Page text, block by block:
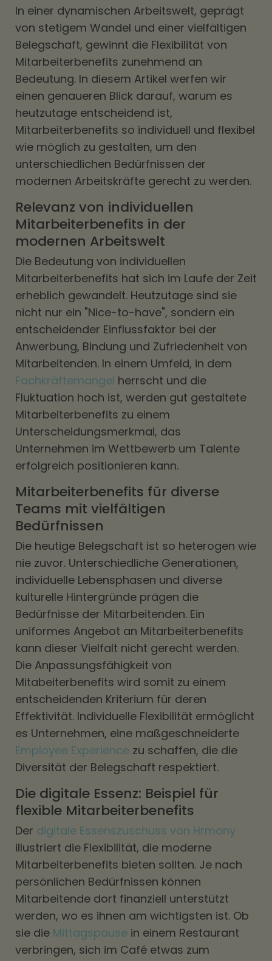
In einer dynamischen Arbeitswelt, geprägt
von stetigem Wandel und einer vielfältigen
Belegschaft, gewinnt die Flexibilität von
Mitarbeiterbenefits zunehmend an
Bedeutung. In diesem Artikel werfen wir
einen genaueren Blick darauf, warum es
heutzutage entscheidend ist,
Mitarbeiterbenefits so individuell und flexibel
wie möglich zu gestalten, um den
unterschiedlichen Bedürfnissen der
modernen Arbeitskräfte gerecht zu werden.
Relevanz von individuellen
Mitarbeiterbenefits in der
modernen Arbeitswelt
Die Bedeutung von individuellen
Mitarbeiterbenefits hat sich im Laufe der Zeit
erheblich gewandelt. Heutzutage sind sie
nicht nur ein "Nice-to-have", sondern ein
entscheidender Einflussfaktor bei der
Anwerbung, Bindung und Zufriedenheit von
Mitarbeitenden. In einem Umfeld, in dem
Fachkräftemangel herrscht und die
Fluktuation hoch ist, werden gut gestaltete
Mitarbeiterbenefits zu einem
Unterscheidungsmerkmal, das
Unternehmen im Wettbewerb um Talente
erfolgreich positionieren kann.
Mitarbeiterbenefits für diverse
Teams mit vielfältigen
Bedürfnissen
Die heutige Belegschaft ist so heterogen wie
nie zuvor. Unterschiedliche Generationen,
individuelle Lebensphasen und diverse
kulturelle Hintergründe prägen die
Bedürfnisse der Mitarbeitenden. Ein
uniformes Angebot an Mitarbeiterbenefits
kann dieser Vielfalt nicht gerecht werden.
Die Anpassungsfähigkeit von
Mitabeiterbenefits wird somit zu einem
entscheidenden Kriterium für deren
Effektivität. Individuelle Flexibilität ermöglicht
es Unternehmen, eine maßgeschneiderte
Employee Experience zu schaffen, die die
Diversität der Belegschaft respektiert.
Die digitale Essenz: Beispiel für
flexible Mitarbeiterbenefits
Der digitale Essenszuschuss von Hrmony
illustriert die Flexibilität, die moderne
Mitarbeiterbenefits bieten sollten. Je nach
persönlichen Bedürfnissen können
Mitarbeitende dort finanziell unterstützt
werden, wo es ihnen am wichtigsten ist. Ob
sie die Mittagspause in einem Restaurant
verbringen, sich im Café etwas zum